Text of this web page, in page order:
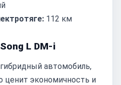
112 км
L DM-i
автомобиль,
ценит экономичность и